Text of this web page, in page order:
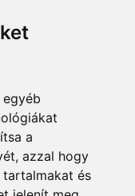
a
azzal hogy
és